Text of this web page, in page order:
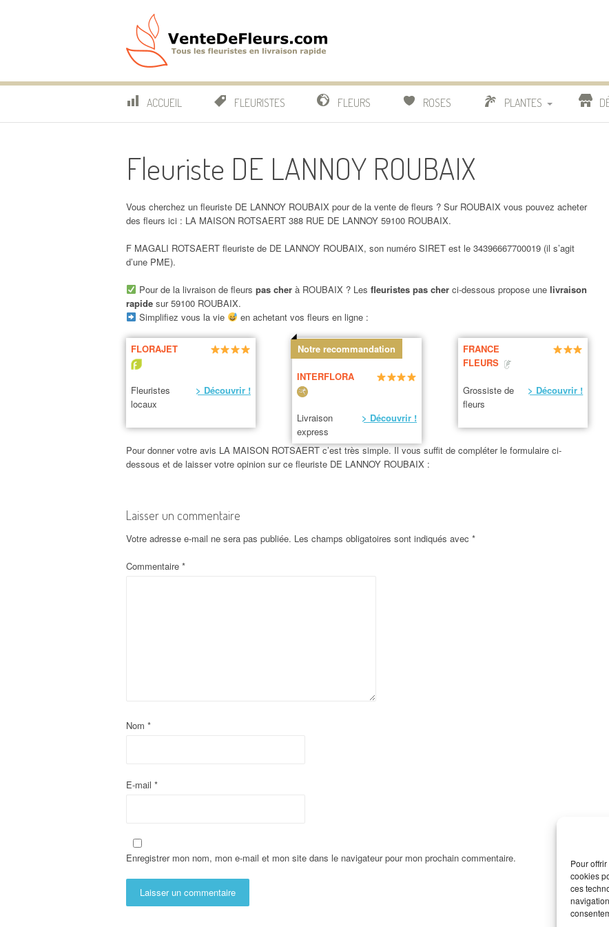
Pour
cookies
ces
VenteDeFleurs.com
ACCUEIL FLEURISTES FLEURS ROSES PLANTES
BONSAI
Fleuriste DE LANNOY ROUBAIX
Vous cherchez un fleuriste DE LANNOY ROUBAIX pour de la vente de fleurs ? Sur ROUBAIX vous pouvez acheter
des fleurs ici : LA MAISON ROTSAERT 388 RUE DE LANNOY 59100 ROUBAIX.
F MAGALI ROTSAERT fleuriste de DE LANNOY ROUBAIX, son numéro SIRET est le 34396667700019 (il s’agit
d’une PME).
Pour de la livraison de fleurs pas cherà ROUBAIX ? Les fleuristes pas cher ci-dessous propose une livraison
rapide sur 59100 ROUBAIX.
Simplifiez vous la vie
en achetant vos fleurs en ligne :
FLORAJET
Fleuristes
locaux
> Découvrir !
Notre recommandation
INTERFLORA
Livraison
express
> Découvrir !
FRANCE
FLEURS
Grossiste de
fleurs
> Découvrir !
Pour donner votre avis LA MAISON ROTSAERT c’est très simple. Il vous suffit de compléter le formulaire ci-
dessous et de laisser votre opinion sur ce fleuriste DE LANNOY ROUBAIX :
Laisser un commentaire
Votre adresse e-mail ne sera pas publiée. Les champs obligatoires sont indiqués avec *
Commentaire *
Nom *
E-mail *
Enregistrer mon nom, mon e-mail et mon site dans le navigateur pour mon prochain commentaire.